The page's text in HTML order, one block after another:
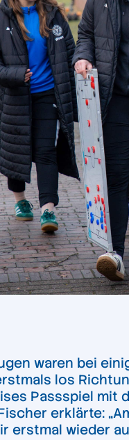
waren bei
los
Passspiel mit
erklärte:
erstmal wieder